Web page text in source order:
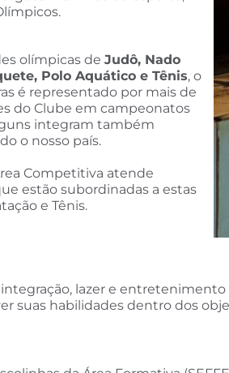
olímpicas de Judô, Nado
Polo Aquático e Tênis, o
é representado por mais de
do Clube em campeonatos
integram também
o nosso país.
Competitiva atende
estão subordinadas a estas
e Tênis.
lazer e
suas habilidades dentro dos